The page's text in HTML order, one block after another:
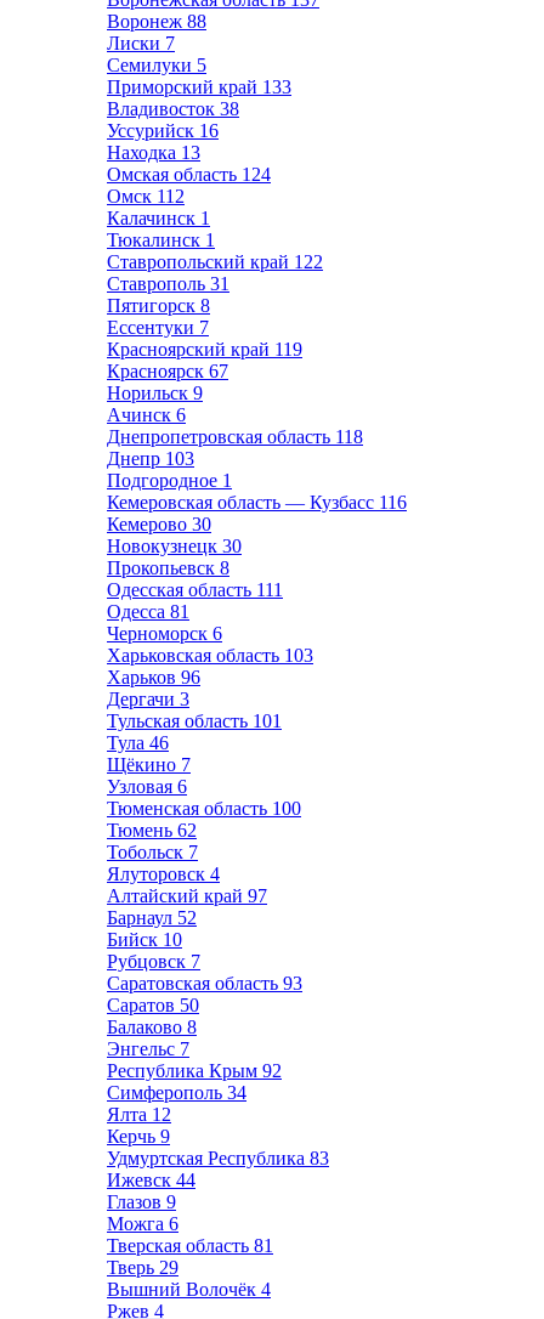
Воронеж 88
Лиски 7
Семилуки 5
Приморский край 133
Владивосток 38
Уссурийск 16
Находка 13
Омская область 124
Омск 112
Калачинск 1
Тюкалинск 1
Ставропольский край 122
Ставрополь 31
Пятигорск 8
Ессентуки 7
Красноярский край 119
Красноярск 67
Норильск 9
Ачинск 6
Днепропетровская область 118
Днепр 103
Подгородное 1
Кемеровская область — Кузбасс 116
Кемерово 30
Новокузнецк 30
Прокопьевск 8
Одесская область 111
Одесса 81
Черноморск 6
Харьковская область 103
Харьков 96
Дергачи 3
Тульская область 101
Тула 46
Щёкино 7
Узловая 6
Тюменская область 100
Тюмень 62
Тобольск 7
Ялуторовск 4
Алтайский край 97
Барнаул 52
Бийск 10
Рубцовск 7
Саратовская область 93
Саратов 50
Балаково 8
Энгельс 7
Республика Крым 92
Симферополь 34
Ялта 12
Керчь 9
Удмуртская Республика 83
Ижевск 44
Глазов 9
Можга 6
Тверская область 81
Тверь 29
Вышний Волочёк 4
Ржев 4